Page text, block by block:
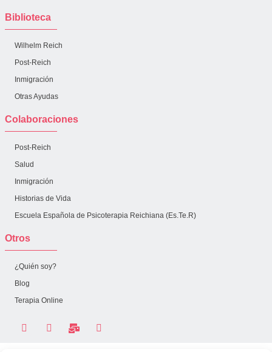
Biblioteca
Wilhelm Reich
Post-Reich
Inmigración
Otras Ayudas
Colaboraciones
Post-Reich
Salud
Inmigración
Historias de Vida
Escuela Española de Psicoterapia Reichiana (Es.Te.R)
Otros
¿Quién soy?
Blog
Terapia Online